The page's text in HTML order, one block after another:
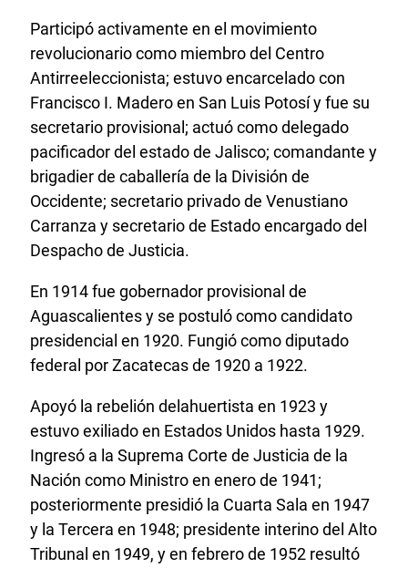
Participó activamente en el movimiento
revolucionario como miembro del Centro
Antirreeleccionista; estuvo encarcelado con
Francisco I. Madero en San Luis Potosí y fue su
secretario provisional; actuó como delegado
pacificador del estado de Jalisco; comandante y
brigadier de caballería de la División de
Occidente; secretario privado de Venustiano
Carranza y secretario de Estado encargado del
Despacho de Justicia.
En 1914 fue gobernador provisional de
Aguascalientes y se postuló como candidato
presidencial en 1920. Fungió como diputado
federal por Zacatecas de 1920 a 1922.
Apoyó la rebelión delahuertista en 1923 y
estuvo exiliado en Estados Unidos hasta 1929.
Ingresó a la Suprema Corte de Justicia de la
Nación como Ministro en enero de 1941;
posteriormente presidió la Cuarta Sala en 1947
y la Tercera en 1948; presidente interino del Alto
Tribunal en 1949, y en febrero de 1952 resultó